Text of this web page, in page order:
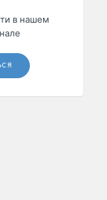
в нашем